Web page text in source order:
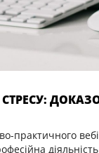
СТРЕСУ:
практичного